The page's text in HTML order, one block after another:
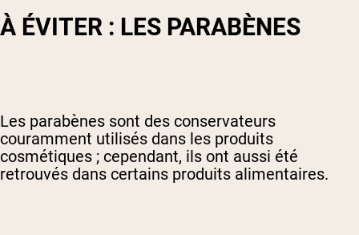
À ÉVITER : LES PARABÈNES
Les parabènes sont des conservateurs
couramment utilisés dans les produits
cosmétiques ; cependant, ils ont aussi été
retrouvés dans certains produits alimentaires.